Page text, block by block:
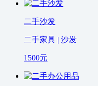
二手沙发
二手家具 | 沙发
1500元